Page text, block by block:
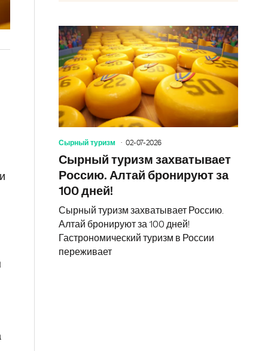
Сырный туризм 02-07-2026
Сырный туризм захватывает
Россию. Алтай бронируют за
100 дней!
Сырный туризм захватывает Россию.
Алтай бронируют за 100 дней!
Гастрономический туризм в России
переживает